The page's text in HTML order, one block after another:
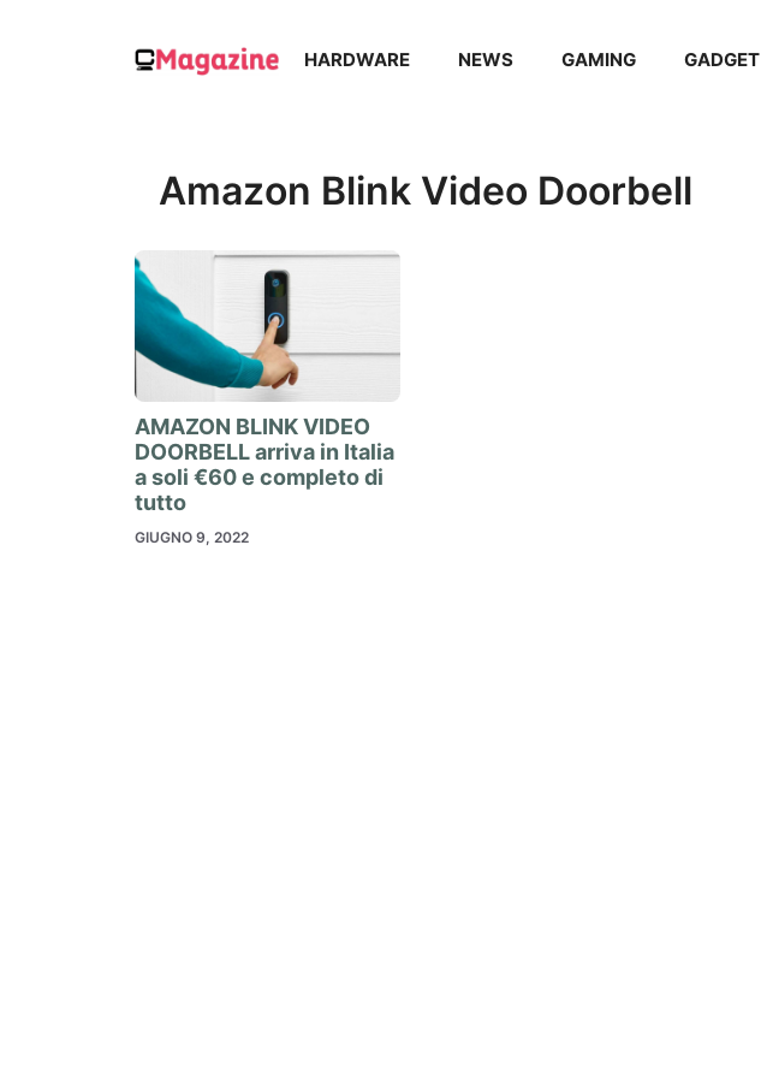
HARDWARE NEWS GAMING GADGET
Amazon Blink Video Doorbell
AMAZON BLINK VIDEO
DOORBELL arriva in Italia
a soli €60 e completo di
tutto
GIUGNO 9, 2022